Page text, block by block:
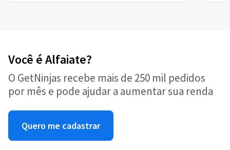
Você é Alfaiate?
O GetNinjas recebe mais de 250 mil pedidos
por mês e pode ajudar a aumentar sua renda
Quero me cadastrar